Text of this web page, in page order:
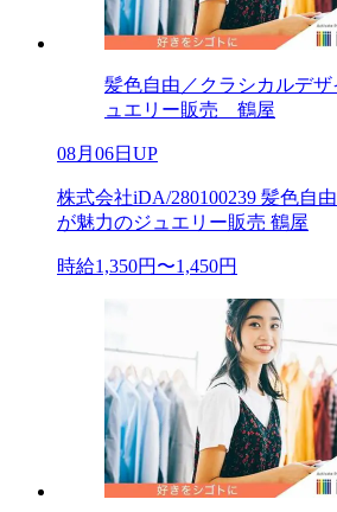
髪色自由／クラシカルデ
ュエリー販売 鶴屋
08月06日UP
株式会社iDA/280100239 髪色自
が魅力のジュエリー販売 鶴屋
時給1,350円〜1,450円